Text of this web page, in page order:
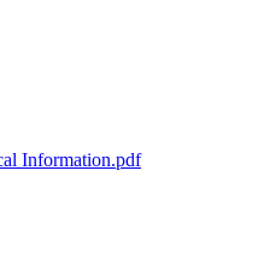
Information.pdf